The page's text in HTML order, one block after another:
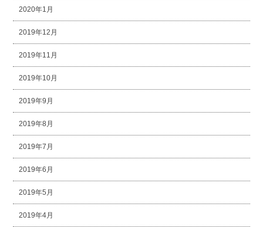
2020年1月
2019年12月
2019年11月
2019年10月
2019年9月
2019年8月
2019年7月
2019年6月
2019年5月
2019年4月